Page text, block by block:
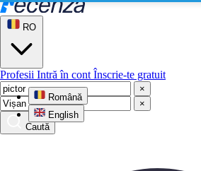
RO
Română
English
Profesii Intră în cont Înscrie-te gratuit
×
×
Caută